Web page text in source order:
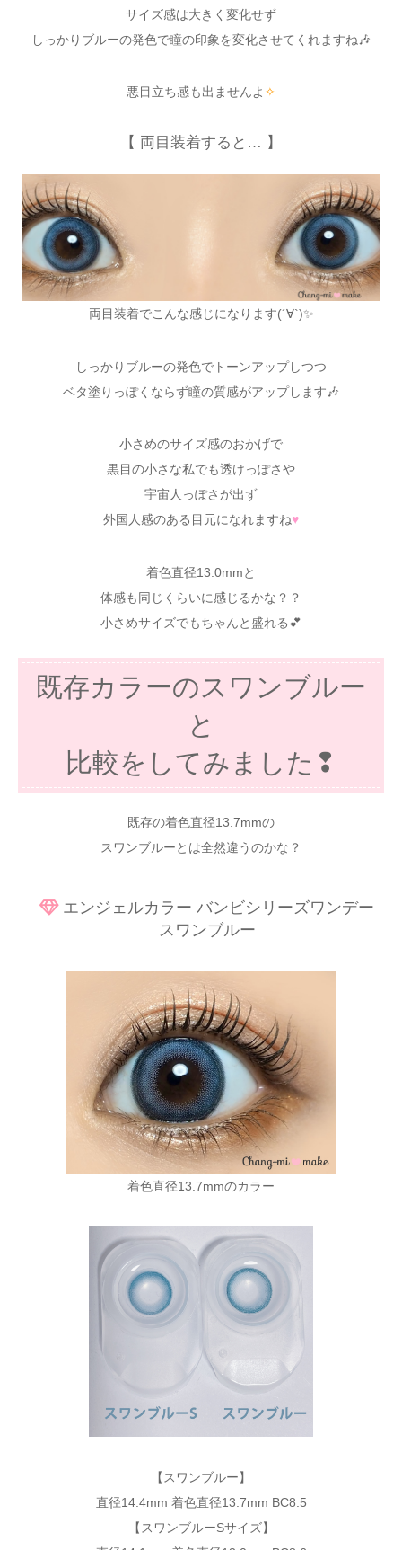
サイズ感は大きく変化せず
しっかりブルーの発色で瞳の印象を変化させてくれますね🎶
悪目立ち感も出ませんよ ✧
【 両目装着すると… 】
両目装着でこんな感じになります(´∀`)✨
しっかりブルーの発色でトーンアップしつつ
ベタ塗りっぽくならず瞳の質感がアップします🎶
小さめのサイズ感のおかげで
黒目の小さな私でも透けっぽさや
宇宙人っぽさが出ず
外国人感のある目元になれますね♥
着色直径13.0mmと
体感も同じくらいに感じるかな？？
小さめサイズでもちゃんと盛れる💕
既存カラーのスワンブルー
と
比較をしてみました❢
既存の着色直径13.7mmの
スワンブルーとは全然違うのかな？
エンジェルカラー バンビシリーズワンデー
スワンブルー
着色直径13.7mmのカラー
【スワンブルー】
直径14.4mm 着色直径13.7mm BC8.5
【スワンブルーSサイズ】